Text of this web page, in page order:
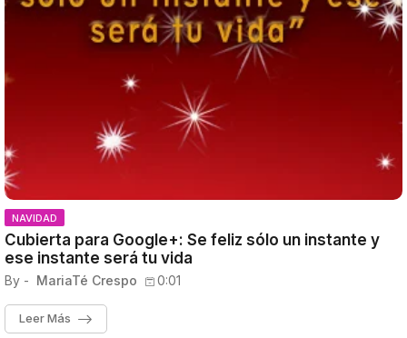
NAVIDAD
Cubierta para Google+: Se feliz sólo un instante y
ese instante será tu vida
By - MariaTé Crespo 0:01
Leer Más